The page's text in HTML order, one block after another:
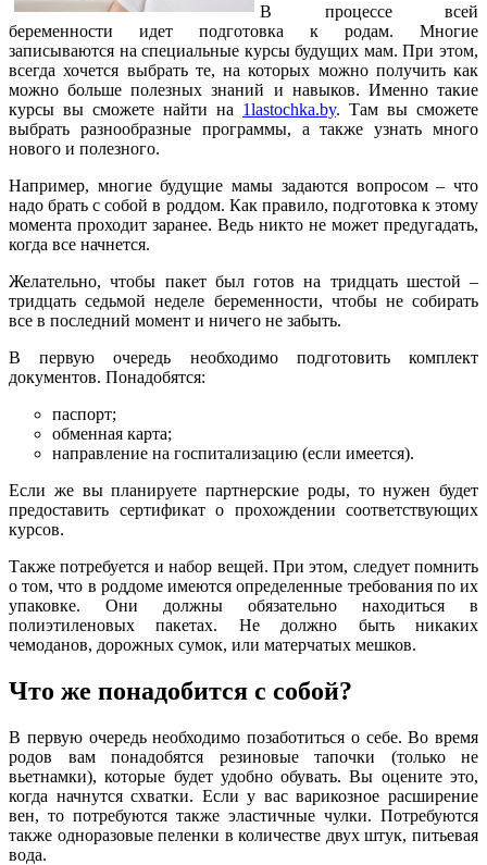
В процессе всей
беременности идет подготовка к родам. Многие
записываются на специальные курсы будущих мам. При этом,
всегда хочется выбрать те, на которых можно получить как
можно больше полезных знаний и навыков. Именно такие
курсы вы сможете найти на 1lastochka.by. Там вы сможете
выбрать разнообразные программы, а также узнать много
нового и полезного.
Например, многие будущие мамы задаются вопросом – что
надо брать с собой в роддом. Как правило, подготовка к этому
момента проходит заранее. Ведь никто не может предугадать,
когда все начнется.
Желательно, чтобы пакет был готов на тридцать шестой –
тридцать седьмой неделе беременности, чтобы не собирать
все в последний момент и ничего не забыть.
В первую очередь необходимо подготовить комплект
документов. Понадобятся:
паспорт;
обменная карта;
направление на госпитализацию (если имеется).
Если же вы планируете партнерские роды, то нужен будет
предоставить сертификат о прохождении соответствующих
курсов.
Также потребуется и набор вещей. При этом, следует помнить
о том, что в роддоме имеются определенные требования по их
упаковке. Они должны обязательно находиться в
полиэтиленовых пакетах. Не должно быть никаких
чемоданов, дорожных сумок, или матерчатых мешков.
Что же понадобится с собой?
В первую очередь необходимо позаботиться о себе. Во время
родов вам понадобятся резиновые тапочки (только не
вьетнамки), которые будет удобно обувать. Вы оцените это,
когда начнутся схватки. Если у вас варикозное расширение
вен, то потребуются также эластичные чулки. Потребуются
также одноразовые пеленки в количестве двух штук, питьевая
вода.